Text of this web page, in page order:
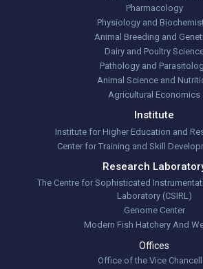
Pharmacology
Physiology and
Animal Breeding and
Dairy and Poultry
Pathology and
Animal Science and
Agricultural Economics
Institute
Institute for Higher Education and
Center for Training and Skill
Research
The Centre for Sophisticated
Laboratory (CSIRL)
Genome Center
Modern Fish Hatchery And
Offices
Office of the Vice